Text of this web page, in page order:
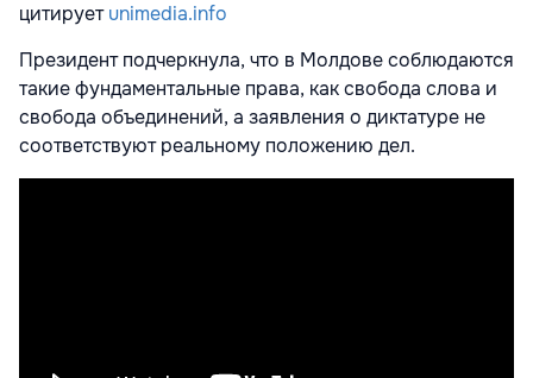
цитируетunimedia.info
Президент подчеркнула, что в Молдове соблюдаются
такие фундаментальные права, как свобода слова и
свобода объединений, а заявления о диктатуре не
соответствуют реальному положению дел.